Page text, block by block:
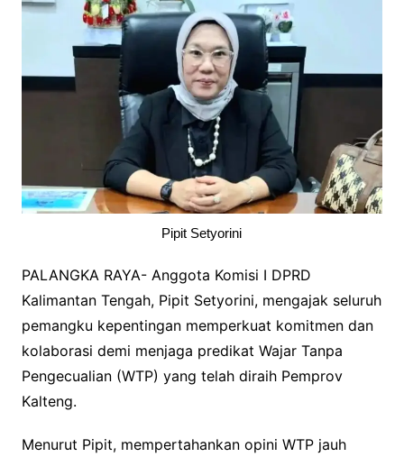
Pipit Setyorini
PALANGKA RAYA- Anggota Komisi I DPRD
Kalimantan Tengah, Pipit Setyorini, mengajak seluruh
pemangku kepentingan memperkuat komitmen dan
kolaborasi demi menjaga predikat Wajar Tanpa
Pengecualian (WTP) yang telah diraih Pemprov
Kalteng.
Menurut Pipit, mempertahankan opini WTP jauh